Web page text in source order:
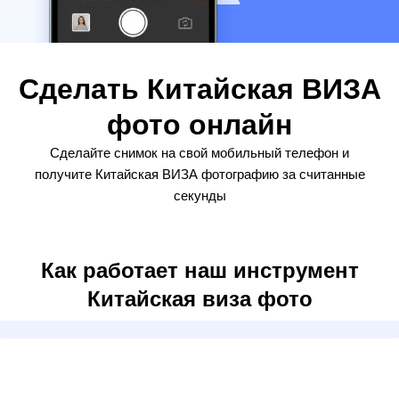
Сделать Китайская ВИЗА
фото онлайн
Сделайте снимок на свой мобильный телефон и
получите Китайская ВИЗА фотографию за считанные
секунды
Как работает наш инструмент
Китайская виза фото